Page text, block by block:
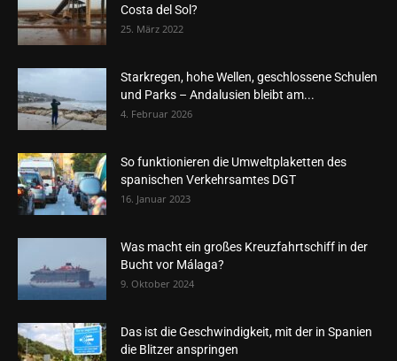
Costa del Sol?
25. März 2022
Starkregen, hohe Wellen, geschlossene Schulen
und Parks – Andalusien bleibt am...
4. Februar 2026
So funktionieren die Umweltplaketten des
spanischen Verkehrsamtes DGT
16. Januar 2023
Was macht ein großes Kreuzfahrtschiff in der
Bucht vor Málaga?
9. Oktober 2024
Das ist die Geschwindigkeit, mit der in Spanien
die Blitzer anspringen